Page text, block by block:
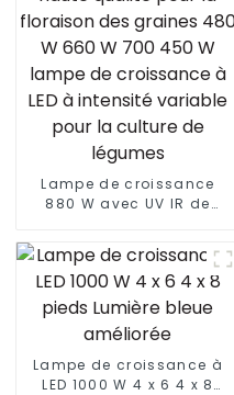
Lampe de croissance
880 W avec UV IR de
480 W 660 W 700 450 W
lampe de croissance à
LED à intensité variable
pour la culture de
légumes
Lampe de croissance à
LED 1000 W 4 x 6 4 x 8